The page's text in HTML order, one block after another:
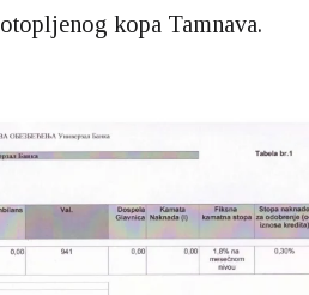
kopa Tamnava.